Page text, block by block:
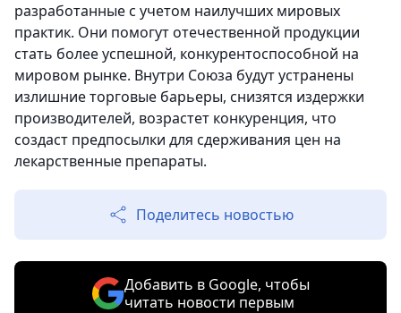
разработанные с учетом наилучших мировых
практик. Они помогут отечественной продукции
стать более успешной, конкурентоспособной на
мировом рынке. Внутри Союза будут устранены
излишние торговые барьеры, снизятся издержки
производителей, возрастет конкуренция, что
создаст предпосылки для сдерживания цен на
лекарственные препараты.
Поделитесь новостью
Добавить в Google, чтобы
читать новости первым